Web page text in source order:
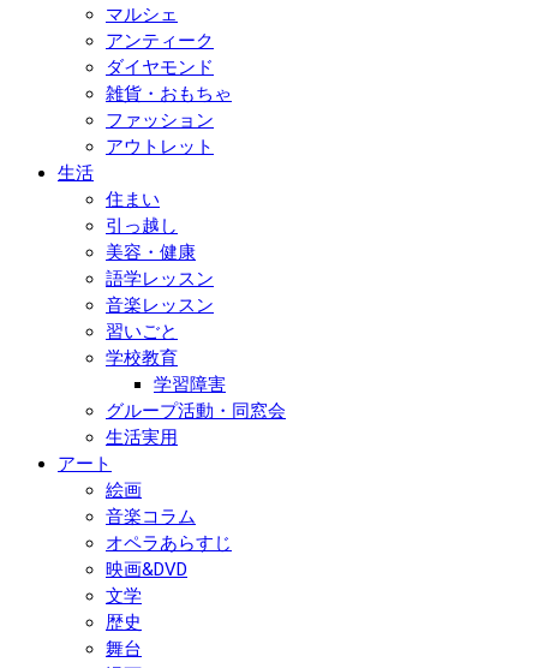
マルシェ
アンティーク
ダイヤモンド
雑貨・おもちゃ
ファッション
アウトレット
生活
住まい
引っ越し
美容・健康
語学レッスン
音楽レッスン
習いごと
学校教育
学習障害
グループ活動・同窓会
生活実用
アート
絵画
音楽コラム
オペラあらすじ
映画&DVD
文学
歴史
舞台